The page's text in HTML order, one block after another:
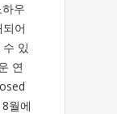
우
어
있
연
월에